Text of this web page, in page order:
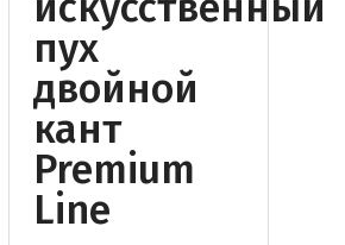
пух
двойной
кант
Premium
Line